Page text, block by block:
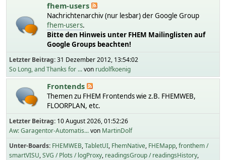
fhem-users
Nachrichtenarchiv (nur lesbar) der Google Group
fhem-users.
Bitte den Hinweis unter FHEM Mailinglisten auf
Google Groups beachten!
Letzter Beitrag:31 Dezember 2012, 13:54:02
So Long, and Thanks for ...von rudolfkoenig
Frontends
Themen zu FHEM Frontends wie z.B. FHEMWEB,
FLOORPLAN, etc.
Letzter Beitrag: 10 August 2026, 01:52:26
Aw: Garagentor-Automatis...von MartinDolf
Unter-Boards FHEMWEB TabletUI FhemNative FHEMapp fronthem /
smartVISU SVG / Plots / logProxy readingsGroup / readingsHistory